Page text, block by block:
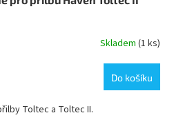
Skladem (1 ks)
Do košíku
Toltec a Toltec II.